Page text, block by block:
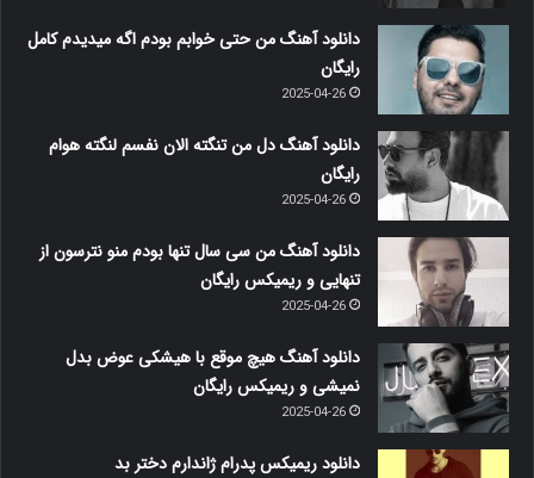
دانلود آهنگ من حتی خوابم بودم اگه میدیدم کامل
رایگان
2025-04-26
دانلود آهنگ دل من تنگته الان نفسم لنگته هوام
رایگان
2025-04-26
دانلود آهنگ من سی سال تنها بودم منو نترسون از
تنهایی و ریمیکس رایگان
2025-04-26
دانلود آهنگ هیچ موقع با هیشکی عوض بدل
نمیشی و ریمیکس رایگان
2025-04-26
دانلود ریمیکس پدرام ژاندارم دختر بد